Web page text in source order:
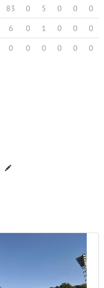
83 0 5 0 0
0
6 0 1 0 0
0
0 0 0 0 0 0